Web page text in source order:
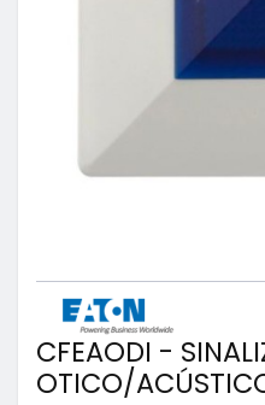
CFEAODI -
OTICO/